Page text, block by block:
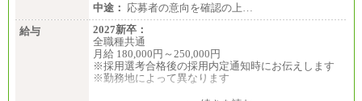
中途： 応募者の意向を確認の上…
給与
2027新卒：
全職種共通
月給 180,000円～250,000円
※採用選考合格後の採用内定通知時にお伝えします
※勤務地によって異なります